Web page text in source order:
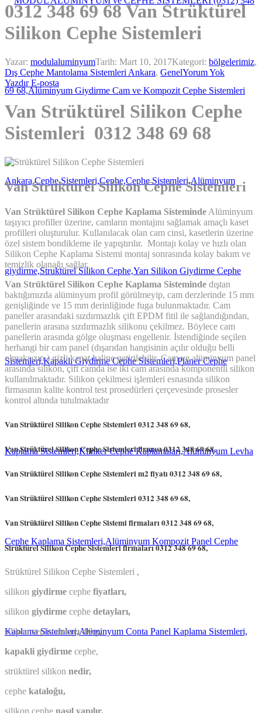
0312 348 69 68 Van Strüktürel
Silikon Cephe Sistemleri
Yazar: modulaluminyumTarih: Mart 10, 2017Kategori: bölgelerimiz,
Dış Cephe Mantolama Sistemleri Ankara, GenelYorum Yok
Yazdır E-posta
Van Strüktürel Silikon Cephe
Sistemleri 0312 348 69 68
Van Strüktürel Silikon Cephe Sistemleri
Van Strüktürel Silikon Cephe Kaplama Sisteminde Alüminyum
taşıyıcı profiller üzerine, camların montajını sağlamak amaçlı kaset
profilleri oluşturulur. Kullanılacak olan cam cinsi, kasetlerin üzerine
özel sistem bondikleme ile yapıştırılır. Montajı kolay ve hızlı olan
Silikon Cephe Kaplama Sistemi montaj sonrasında kolay bakım ve
temizlik olanağı sağlar.
Van Strüktürel Silikon Cephe Kaplama Sisteminde dıştan
baktığımızda alüminyum profil görülmeyip, cam derzlerinde 15 mm
genişliğinde ve 15 mm derinliğinde fuga bulunmaktadır. Cam
paneller arasındaki sızdırmazlık çift EPDM fitil ile sağlandığından,
panellerin arasına sızdırmazlık silikonu çekilmez. Böylece cam
panellerin arasında gölge oluşması engellenir. İstendiğinde seçilen
herhangi bir cam panel (dışarıdan hangisinin açılır olduğu belli
olmaksızın ) gizli kanat haline getirilebilir. Cam ve alüminyum panel
arasında silikon, çift camda ise iki cam arasında komponentli silikon
kullanılmaktadır. Silikon çekilmesi işlemleri esnasında silikon
firmasının kalite kontrol test prosedürleri çerçevesinde prosesler
kontrol altında tutulmaktadır
Van Strüktürel Silikon Cephe Sistemleri 0312 348 69 68,
Van Strüktürel Silikon Cephe Sistemlerifirması0312 348 69 68,
Van Strüktürel Silikon Cephe Sistemleri m2 fiyatı 0312 348 69 68,
Van Strüktürel Silikon Cephe Sistemleri 0312 348 69 68,
Van Strüktürel Silikon Cephe Sistemi firmaları 0312 348 69 68,
Strüktürel Silikon Cephe Sistemlerifirmaları0312 348 69 68,
Strüktürel Silikon Cephe Sistemleri ,
silikon giydirme cephe fiyatları,
silikon giydirme cephe detayları,
silikon cephedetayı dwg,
kapakli giydirme cephe,
strüktürel silikon nedir,
cephe kataloğu,
silikon cephe nasıl yapılır,